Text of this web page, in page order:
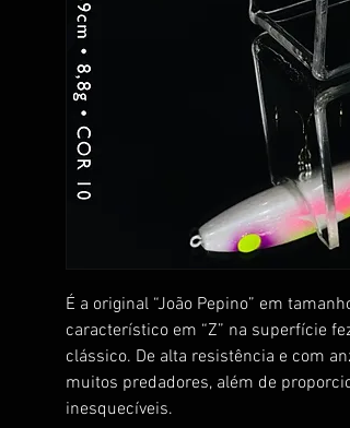
É a original “João Pepino” em
característico em “Z” na superfície
clássico. De alta resistência e com
muitos predadores, além de
inesquecíveis.